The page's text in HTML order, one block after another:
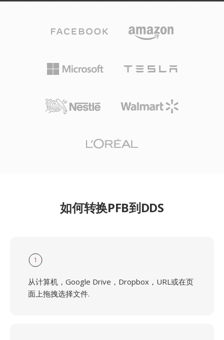
如何转换PFB到DDS
1
从计算机，Google Drive，Dropbox，URL或在页
面上拖拽选择文件.